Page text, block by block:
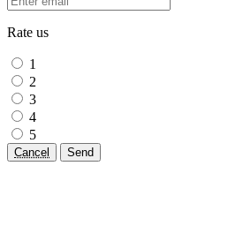
Rate us
1
2
3
4
5
Cancel Send